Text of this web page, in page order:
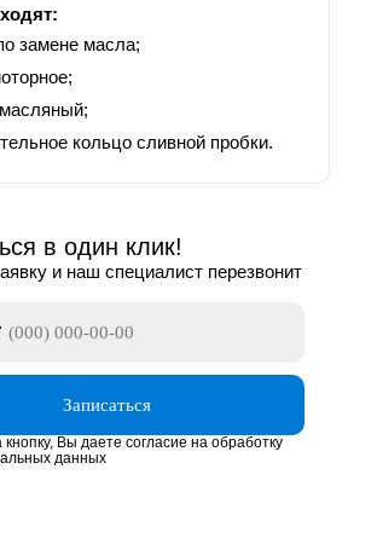
замене масла;
кольцо сливной пробки.
в один клик!
и наш специалист перезвонит
Записаться
Вы даете согласие на обработку
данных